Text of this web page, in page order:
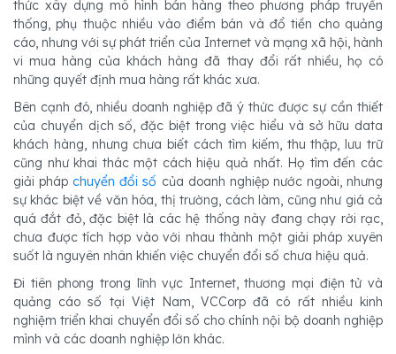
thức xây dựng mô hình bán hàng theo phương pháp truyền
thống, phụ thuộc nhiều vào điểm bán và đổ tiền cho quảng
cáo, nhưng với sự phát triển của Internet và mạng xã hội, hành
vi mua hàng của khách hàng đã thay đổi rất nhiều, họ có
những quyết định mua hàng rất khác xưa.
Bên cạnh đó, nhiều doanh nghiệp đã ý thức được sự cần thiết
của chuyển dịch số, đặc biệt trong việc hiểu và sở hữu data
khách hàng, nhưng chưa biết cách tìm kiếm, thu thập, lưu trữ
cũng như khai thác một cách hiệu quả nhất. Họ tìm đến các
giải pháp chuyển đổi số của doanh nghiệp nước ngoài, nhưng
sự khác biệt về văn hóa, thị trường, cách làm, cũng như giá cả
quá đắt đỏ, đặc biệt là các hệ thống này đang chạy rời rạc,
chưa được tích hợp vào với nhau thành một giải pháp xuyên
suốt là nguyên nhân khiến việc chuyển đổi số chưa hiệu quả.
Đi tiên phong trong lĩnh vực Internet, thương mại điện tử và
quảng cáo số tại Việt Nam, VCCorp đã có rất nhiều kinh
nghiệm triển khai chuyển đổi số cho chính nội bộ doanh nghiệp
mình và các doanh nghiệp lớn khác.